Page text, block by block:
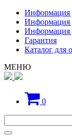
Информация
Информация
Информация
Гарантия
Каталог для
МЕНЮ
0